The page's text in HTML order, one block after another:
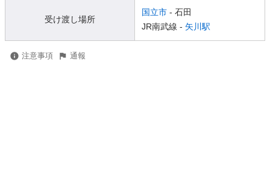
受け渡し場所
国立市 - 石田
JR南武線 - 矢川駅
注意事項 通報